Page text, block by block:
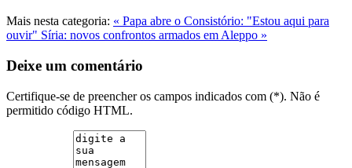
Mais nesta categoria: « Papa abre o Consistório: "Estou aqui para
ouvir" Síria: novos confrontos armados em Aleppo »
Deixe um comentário
Certifique-se de preencher os campos indicados com (*). Não é
permitido código HTML.